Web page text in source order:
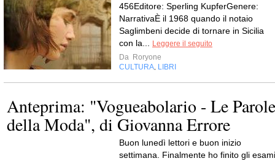
456Editore: Sperling KupferGenere:
NarrativaÈ il 1968 quando il notaio
Saglimbeni decide di tornare in Sicilia
con la...
Leggere il seguito
Da Roryone
CULTURA LIBRI
Anteprima: "Vogueabolario - Le Parole
della Moda", di Giovanna Errore
Buon lunedì lettori e buon inizio
settimana. Finalmente ho finito gli